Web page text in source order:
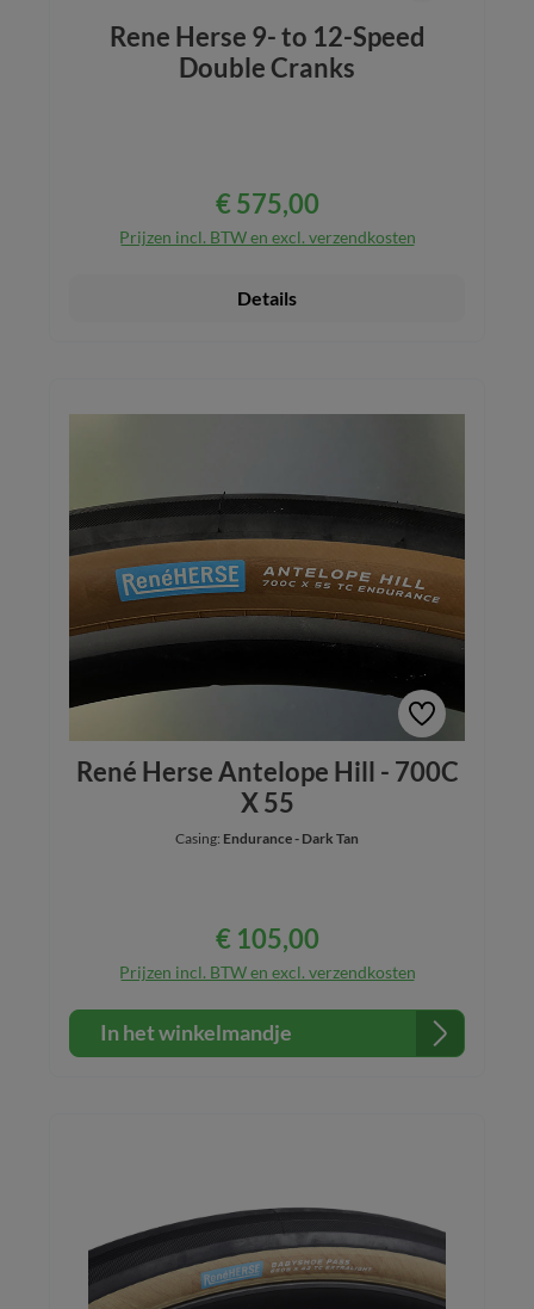
Rene Herse 9- to 12-Speed
Double Cranks
Normale prijs:
€ 575,00
Prijzen incl. BTW en excl. verzendkosten
Details
René Herse Antelope Hill - 700C
X 55
Casing: Endurance - Dark Tan
Normale prijs:
€ 105,00
Prijzen incl. BTW en excl. verzendkosten
In het winkelmandje